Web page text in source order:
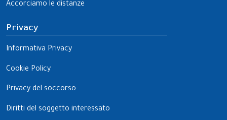
Accorciamo le distanze
Privacy
Informativa Privacy
Cookie Policy
Privacy del soccorso
Diritti del soggetto interessato